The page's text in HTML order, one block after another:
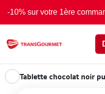
-10% sur votre 1ère
Tablette chocolat noir